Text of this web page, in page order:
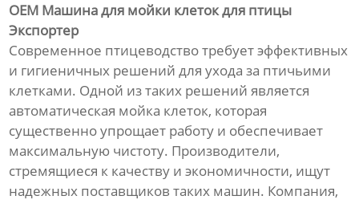
OEM Машина для мойки клеток для птицы
Экспортер
Современное птицеводство требует эффективных
и гигиеничных решений для ухода за птичьими
клетками. Одной из таких решений является
автоматическая мойка клеток, которая
существенно упрощает работу и обеспечивает
максимальную чистоту. Производители,
стремящиеся к качеству и экономичности, ищут
надежных поставщиков таких машин. Компания,